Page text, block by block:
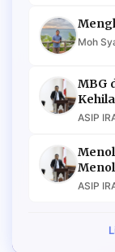
Moh
MBG
ASIP
ASIP